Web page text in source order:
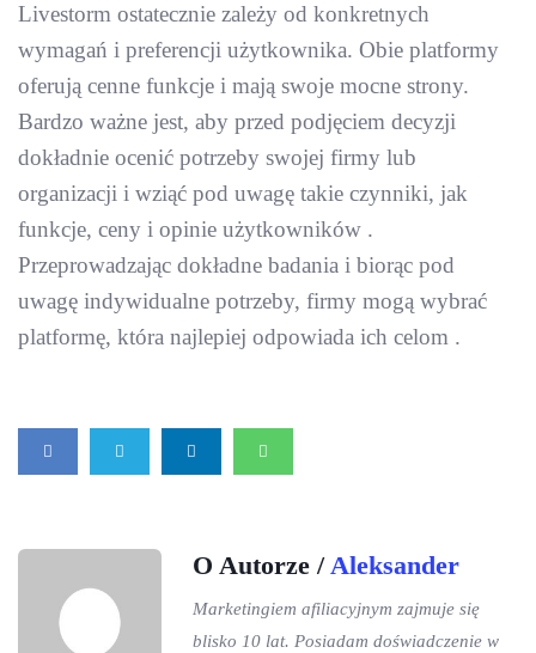
Livestorm ostatecznie zależy od konkretnych
wymagań i preferencji użytkownika. Obie platformy
oferują cenne funkcje i mają swoje mocne strony.
Bardzo ważne jest, aby przed podjęciem decyzji
dokładnie ocenić potrzeby swojej firmy lub
organizacji i wziąć pod uwagę takie czynniki, jak
funkcje, ceny i opinie użytkowników .
Przeprowadzając dokładne badania i biorąc pod
uwagę indywidualne potrzeby, firmy mogą wybrać
platformę, która najlepiej odpowiada ich celom .
O Autorze / Aleksander
Marketingiem afiliacyjnym zajmuje się
blisko 10 lat. Posiadam doświadczenie w